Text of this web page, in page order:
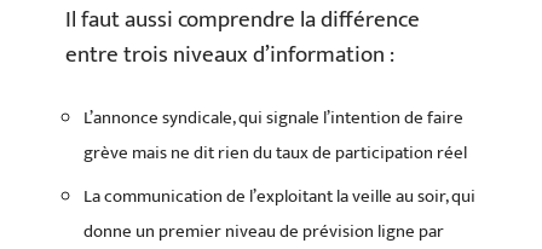
Il faut aussi comprendre la différence
entre trois niveaux d’information :
L’annonce syndicale, qui signale l’intention de faire
grève mais ne dit rien du taux de participation réel
La communication de l’exploitant la veille au soir, qui
donne un premier niveau de prévision ligne par